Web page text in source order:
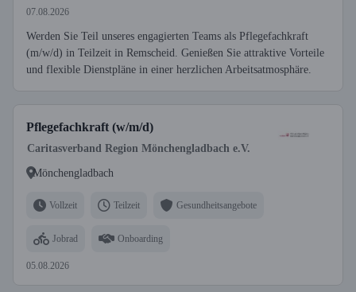
07.08.2026
Werden Sie Teil unseres engagierten Teams als Pflegefachkraft
(m/w/d) in Teilzeit in Remscheid. Genießen Sie attraktive Vorteile
und flexible Dienstpläne in einer herzlichen Arbeitsatmosphäre.
Pflegefachkraft (w/m/d)
Caritasverband Region Mönchengladbach e.V.
Mönchengladbach
Vollzeit Teilzeit Gesundheitsangebote
Jobrad Onboarding
05.08.2026